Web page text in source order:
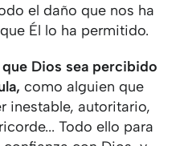
el daño que nos ha
Él lo ha permitido.
Dios sea percibido
como alguien que
inestable, autoritario,
Todo ello para